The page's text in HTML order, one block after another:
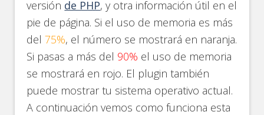
versión de PHP, y otra información útil en el
pie de página. Si el uso de memoria es más
del75%, el número se mostrará en naranja.
Si pasas a más del 90% el uso de memoria
se mostrará en rojo. El plugin también
puede mostrar tu sistema operativo actual.
A continuación vemos como funciona esta